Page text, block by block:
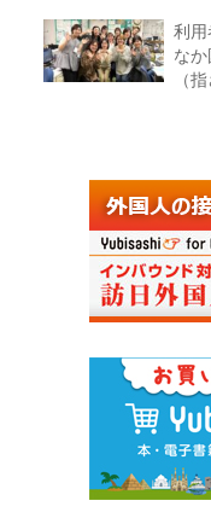
利
な
（